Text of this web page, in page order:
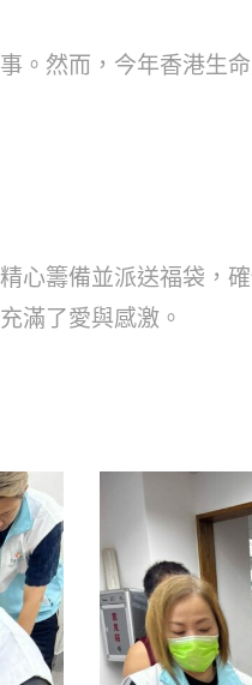
。然而，今年香港生
心籌備並派送福袋，
滿了愛與感激。